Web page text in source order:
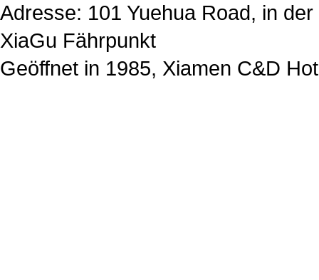
Adresse: 101 Yuehua Road, in
XiaGu Fährpunkt
Geöffnet in 1985, Xiamen C&D